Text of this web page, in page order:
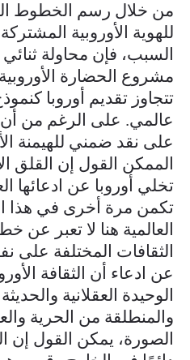
من خلال رسم الخطوط
للهوية الأوروبية
السبب، فإن محاولة
مشروع الحضارة
تتجاوز تقديم أوروبا
عالمي. على الرغم من أن
على نقد ضمني للهيمنة
الممكن القول إن
تخلي أوروبا عن ادعائها
تكمن مرة أخرى في هذا
العالمية هنا لا تعبر
الثقافات المختلفة
عن ادعاء أن الثقافة
الوحيدة العقلانية
والمنطلقة من الحرية
الصورة، يمكن القول إن